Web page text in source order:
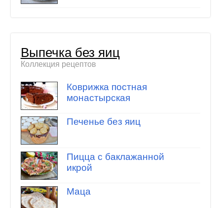
Выпечка без яиц
Коллекция рецептов
Коврижка постная
монастырская
Печенье без яиц
Пицца с баклажанной
икрой
Маца